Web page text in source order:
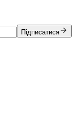
Підписатися